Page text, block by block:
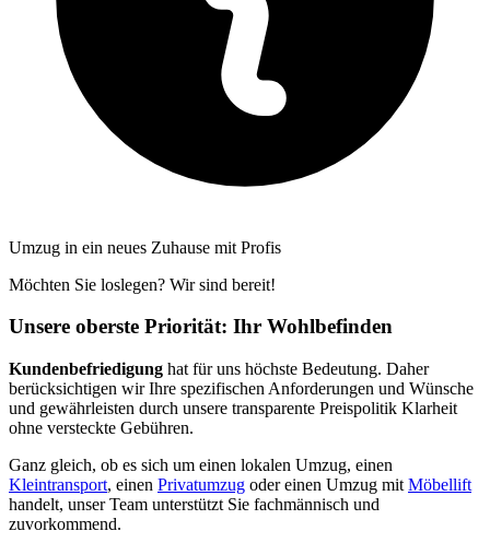
Umzug in ein neues Zuhause mit Profis
Möchten Sie loslegen? Wir sind bereit!
Unsere oberste Priorität: Ihr Wohlbefinden
Kundenbefriedigung hat für uns höchste Bedeutung. Daher
berücksichtigen wir Ihre spezifischen Anforderungen und Wünsche
und gewährleisten durch unsere transparente Preispolitik Klarheit
ohne versteckte Gebühren.
Ganz gleich, ob es sich um einen lokalen Umzug, einen
Kleintransport, einen Privatumzug oder einen Umzug mit Möbellift
handelt, unser Team unterstützt Sie fachmännisch und
zuvorkommend.